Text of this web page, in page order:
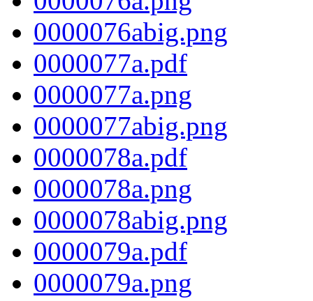
0000076abig.png
0000077a.pdf
0000077a.png
0000077abig.png
0000078a.pdf
0000078a.png
0000078abig.png
0000079a.pdf
0000079a.png